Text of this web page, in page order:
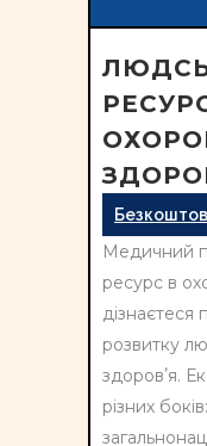
Медичний
ресурс в
дізнаєтеся
розвитку
здоровʼя.
різних